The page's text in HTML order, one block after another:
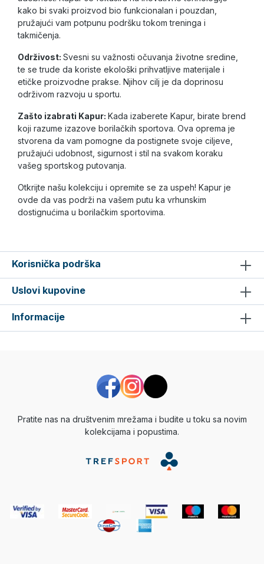
kako bi svaki proizvod bio funkcionalan i pouzdan,
pružajući vam potpunu podršku tokom treninga i
takmičenja.
Održivost: Svesni su važnosti očuvanja životne sredine,
te se trude da koriste ekološki prihvatljive materijale i
etičke proizvodne prakse. Njihov cilj je da doprinosu
održivom razvoju u sportu.
Zašto izabrati Kapur: Kada izaberete Kapur, birate brend
koji razume izazove borilačkih sportova. Ova oprema je
stvorena da vam pomogne da postignete svoje ciljeve,
pružajući udobnost, sigurnost i stil na svakom koraku
vašeg sportskog putovanja.
Otkrijte našu kolekciju i opremite se za uspeh! Kapur je
ovde da vas podrži na vašem putu ka vrhunskim
dostignućima u borilačkim sportovima.
Korisnička podrška
Uslovi kupovine
Informacije
Pratite nas na društvenim mrežama i budite u toku sa novim
kolekcijama i popustima.